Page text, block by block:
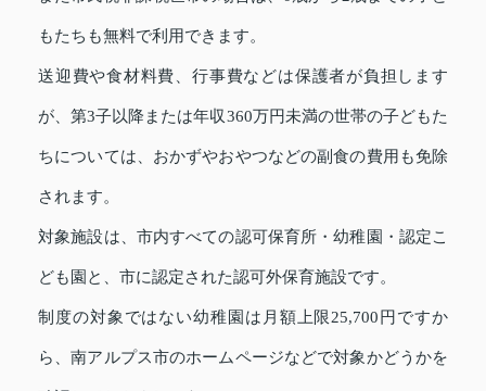
もたちも無料で利用できます。
送迎費や食材料費、行事費などは保護者が負担します
が、第3子以降または年収360万円未満の世帯の子どもた
ちについては、おかずやおやつなどの副食の費用も免除
されます。
対象施設は、市内すべての認可保育所・幼稚園・認定こ
ども園と、市に認定された認可外保育施設です。
制度の対象ではない幼稚園は月額上限25,700円ですか
ら、南アルプス市のホームページなどで対象かどうかを